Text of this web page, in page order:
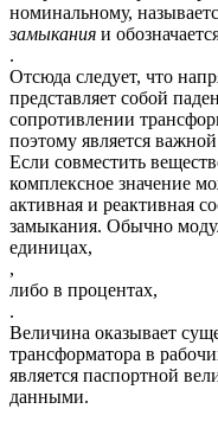
номинальному,
замыкания и
.
Отсюда следует, что
представляет собой
сопротивлении
поэтому является
Если совместить
комплексное значение
активная и реактивная
замыкания. Обычно
единицах,
,
либо в процентах,
.
Величина оказывает
трансформатора в
является паспортной
данными.